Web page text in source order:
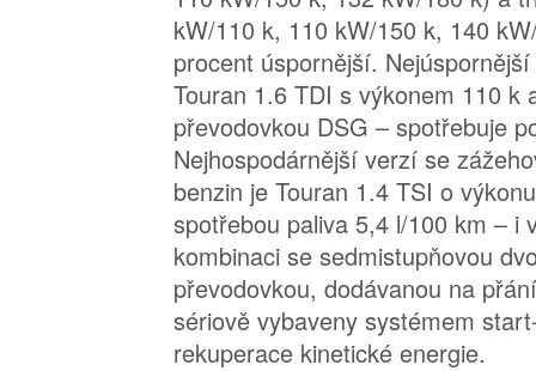
kW/110 k, 110 kW/150 k, 140
procent úspornější.
Touran 1.6 TDI s výkonem 110 k
převodovkou DSG – spotřebuje
Nejhospodárnější verzí se
benzin je Touran 1.4 TSI o
spotřebou paliva 5,4 l/100 km – i
kombinaci se sedmistupňovou
převodovkou, dodávanou na
sériově vybaveny systémem
rekuperace kinetické energie.